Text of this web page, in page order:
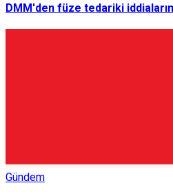
DMM'den füze tedariki
Gündem